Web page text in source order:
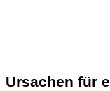
Ursachen für